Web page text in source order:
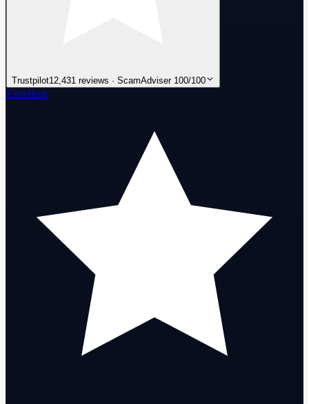
Trustpilot12,431 reviews · ScamAdviser 100/100
Excellent